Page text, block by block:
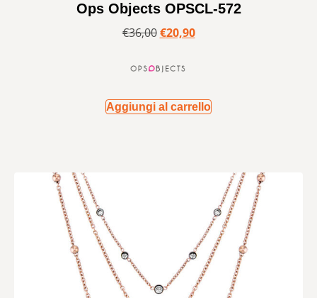
Ops Objects OPSCL-572
€36,00 €20,90
Aggiungi al carrello